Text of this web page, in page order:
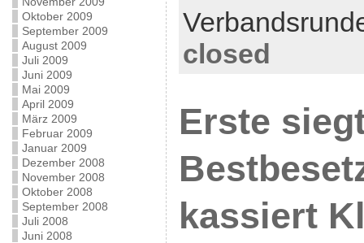
Oktober 2009
September 2009
August 2009
Juli 2009
Juni 2009
Mai 2009
April 2009
März 2009
Februar 2009
Januar 2009
Dezember 2008
November 2008
Oktober 2008
September 2008
Juli 2008
Juni 2008
closed
Erste
kassiert